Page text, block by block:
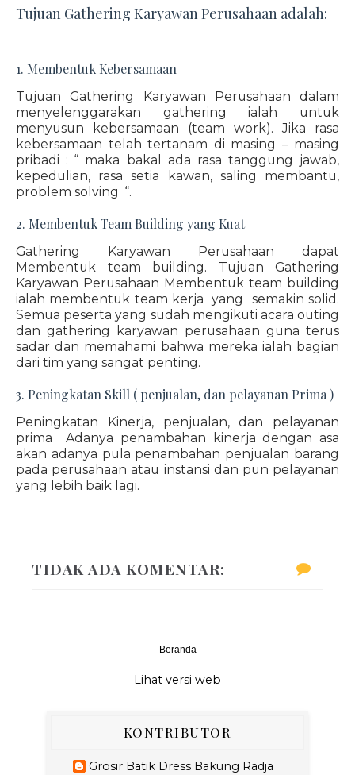
Tujuan Gathering Karyawan Perusahaan adalah:
1. Membentuk Kebersamaan
Tujuan Gathering Karyawan Perusahaan dalam
menyelenggarakan gathering ialah untuk
menyusun kebersamaan (team work). Jika rasa
kebersamaan telah tertanam di masing – masing
pribadi : “ maka bakal ada rasa tanggung jawab,
kepedulian, rasa setia kawan, saling membantu,
problem solving “.
2. Membentuk Team Building yang Kuat
Gathering Karyawan Perusahaan dapat
Membentuk team building. Tujuan Gathering
Karyawan Perusahaan Membentuk team building
ialah membentuk team kerja yang semakin solid.
Semua peserta yang sudah mengikuti acara outing
dan gathering karyawan perusahaan guna terus
sadar dan memahami bahwa mereka ialah bagian
dari tim yang sangat penting.
3. Peningkatan Skill ( penjualan, dan pelayanan Prima )
Peningkatan Kinerja, penjualan, dan pelayanan
prima Adanya penambahan kinerja dengan asa
akan adanya pula penambahan penjualan barang
pada perusahaan atau instansi dan pun pelayanan
yang lebih baik lagi.
TIDAK ADA KOMENTAR:
Beranda
Lihat versi web
KONTRIBUTOR
Grosir Batik Dress Bakung Radja